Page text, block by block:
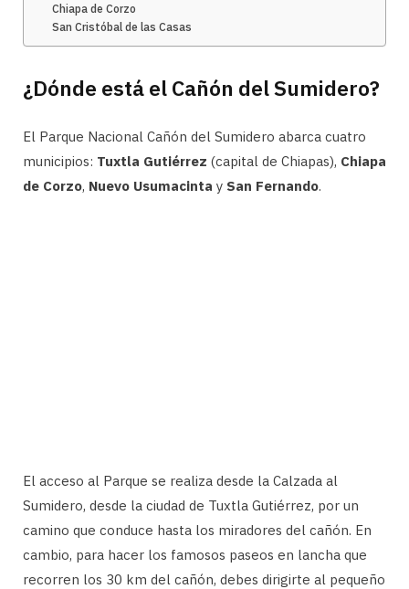
Chiapa de Corzo
San Cristóbal de las Casas
¿Dónde está el Cañón del Sumidero?
El Parque Nacional Cañón del Sumidero abarca cuatro
municipios: Tuxtla Gutiérrez (capital de Chiapas), Chiapa
de Corzo, Nuevo Usumacinta y San Fernando.
El acceso al Parque se realiza desde la Calzada al
Sumidero, desde la ciudad de Tuxtla Gutiérrez, por un
camino que conduce hasta los miradores del cañón. En
cambio, para hacer los famosos paseos en lancha que
recorren los 30 km del cañón, debes dirigirte al pequeño